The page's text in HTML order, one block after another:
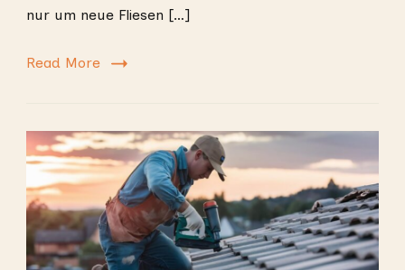
nur um neue Fliesen […]
Read More